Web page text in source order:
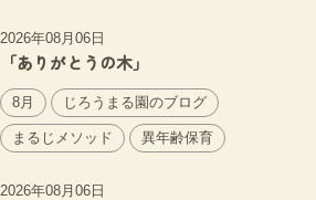
2026年08月06日
「ありがとうの木」
8月 じろうまる園のブログ
まるじメソッド 異年齢保育
2026年08月06日